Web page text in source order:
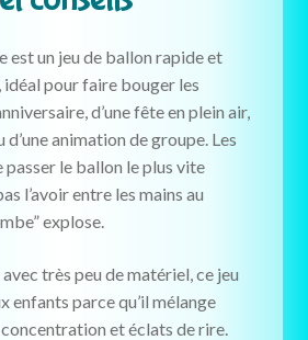
est un jeu de ballon rapide et
idéal pour faire bouger les
d’une fête en plein air,
d’une animation de groupe. Les
passer le ballon le plus vite
l’avoir entre les mains au
explose.
très peu de matériel, ce jeu
enfants parce qu’il mélange
et éclats de rire.